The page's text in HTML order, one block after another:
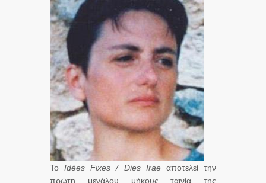
ΤοΙdées Fixes / Dies Iraeαποτελεί την
πρώτη μεγάλου μήκους ταινία της